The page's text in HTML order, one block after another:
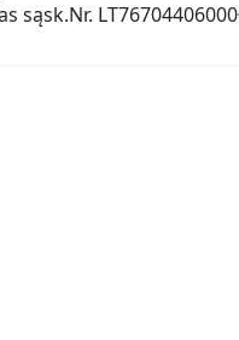
sąsk.Nr.